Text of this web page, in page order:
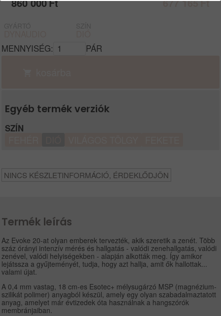
MENNYISÉG:
PÁR
Egyéb termék verziók
SZÍN
NINCS KÉSZLETINFORMÁCIÓ, ÉRDEKLŐDJÖN
Termék leírás
Az Evoke 20-at olyan emberek tervezték, akik szeretik a zenét. Több
száz órányi intenzív mérés és hallgatás - valódi zenehallgatás, valódi
zenével, valódi helyiségekben - alapján alkották meg. Így amikor
lejátssza a gyűjteményét, tudja, hogy azt hallja, amit ők hallottak...
valami újat.
A 0,4 mm vastag, 18 cm-es Esotec+ mélysugárzó MSP (magnézium-
szilikát polimer) anyagból készül, amely egy olyan szabadalmaztatott
anyag, amelyet már évtizedek óta használnak a hangszórók
membránjaiban.